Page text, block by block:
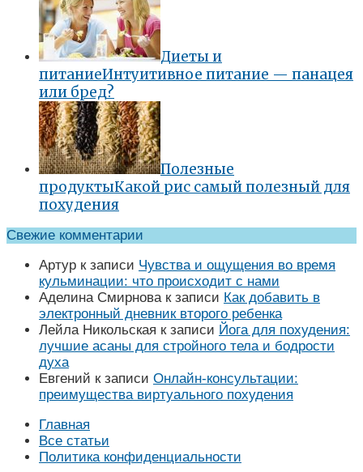
Диеты и
питаниеИнтуитивное питание — панацея
или бред?
Полезные
продуктыКакой рис самый полезный для
похудения
Свежие комментарии
Артур к записи Чувства и ощущения во время
кульминации: что происходит с нами
Аделина Смирновак записи Как добавить в
электронный дневник второго ребенка
Лейла Никольская к записи Йога для похудения:
лучшие асаны для стройного тела и бодрости
духа
Евгений к записи Онлайн-консультации:
преимущества виртуального похудения
Главная
Все статьи
Политика конфиденциальности